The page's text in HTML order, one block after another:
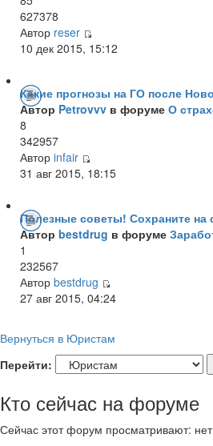
627378
Автор reser
10 дек 2015, 15:12
Какие прогнозы на ГО после
Автор Petrovvv в форуме О
8
342957
Автор infair
31 авг 2015, 18:15
Полезные советы! Сохраните на
Автор bestdrug в форуме
1
232567
Автор bestdrug
27 авг 2015, 04:24
Вернуться в Юристам
Перейти:
Кто сейчас на форуме
Сейчас этот форум просматривают: